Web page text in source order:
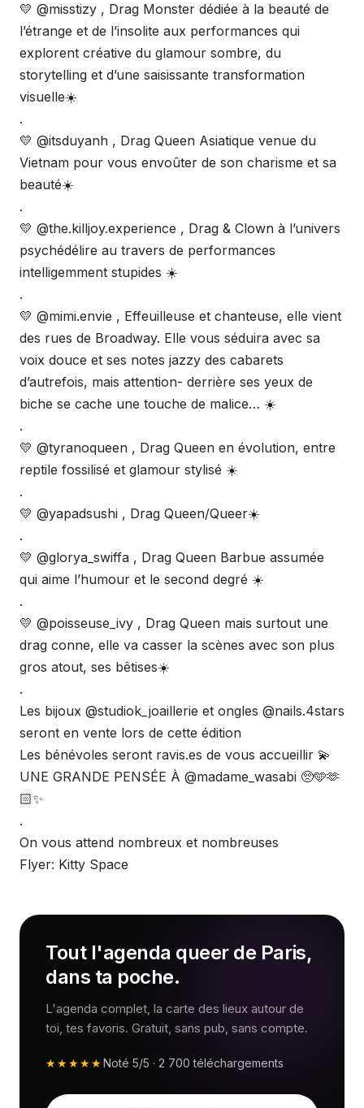
💛 @misstizy , Drag Monster dédiée à la beauté de
l’étrange et de l’insolite aux performances qui
explorent créative du glamour sombre, du
storytelling et d’une saisissante transformation
visuelle☀️
.
💛 @itsduyanh , Drag Queen Asiatique venue du
Vietnam pour vous envoûter de son charisme et sa
beauté☀️
.
💛 @the.killjoy.experience , Drag & Clown à l’univers
psychédélire au travers de performances
intelligemment stupides ☀️
.
💛 @mimi.envie , Effeuilleuse et chanteuse, elle vient
des rues de Broadway. Elle vous séduira avec sa
voix douce et ses notes jazzy des cabarets
d’autrefois, mais attention- derrière ses yeux de
biche se cache une touche de malice… ☀️
.
💛 @tyranoqueen , Drag Queen en évolution, entre
reptile fossilisé et glamour stylisé ☀️
.
💛 @yapadsushi , Drag Queen/Queer☀️
.
💛 @glorya_swiffa , Drag Queen Barbue assumée
qui aime l’humour et le second degré ☀️
.
💛 @poisseuse_ivy , Drag Queen mais surtout une
drag conne, elle va casser la scènes avec son plus
gros atout, ses bêtises☀️
.
Les bijoux @studiok_joaillerie et ongles @nails.4stars
seront en vente lors de cette édition
Les bénévoles seront ravis.es de vous accueillir 💫
UNE GRANDE PENSÉE À @madame_wasabi 🥺🩵🫶
🏻✨
.
On vous attend nombreux et nombreuses
Flyer: Kitty Space
Tout l'agenda queer de Paris,
dans ta poche.
L'agenda complet, la carte des lieux autour de
toi, tes favoris. Gratuit, sans pub, sans compte.
★★★★★Noté 5/5 · 2 700 téléchargements